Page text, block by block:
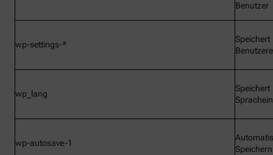
Benutzer
wp-settings-*
Speichert
wp_lang
Speichert
wp-autosave-1
Speichern